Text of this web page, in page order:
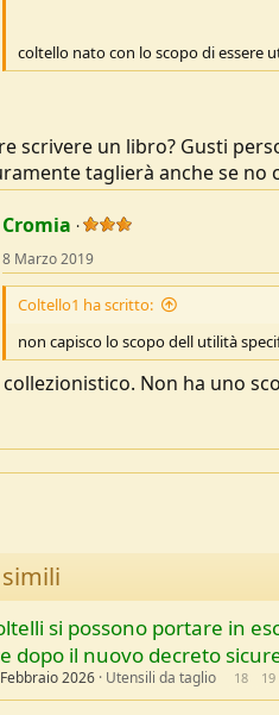
coltello nato con lo scopo di essere
scrivere un libro? Gusti
taglierà anche se no
Cromia
8 Marzo 2019
Coltello1 ha scritto:
non capisco lo scopo dell utilità
collezionistico. Non ha uno
si possono portare in
dopo il nuovo decreto
2026 Utensili da taglio 18 19